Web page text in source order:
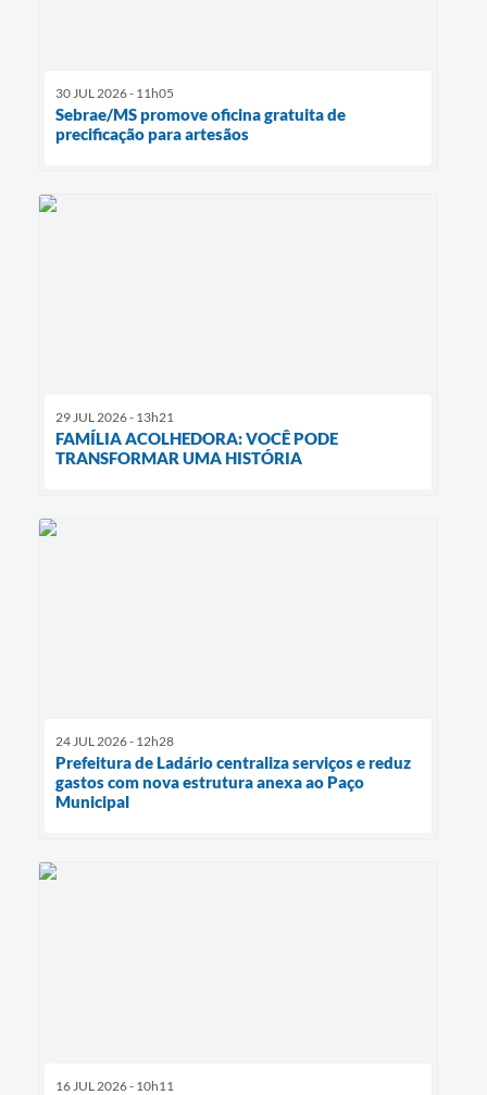
30 JUL 2026 - 11h05
Sebrae/MS promove oficina gratuita de
precificação para artesãos
29 JUL 2026 - 13h21
FAMÍLIA ACOLHEDORA: VOCÊ PODE
TRANSFORMAR UMA HISTÓRIA
24 JUL 2026 - 12h28
Prefeitura de Ladário centraliza serviços e reduz
gastos com nova estrutura anexa ao Paço
Municipal
16 JUL 2026 - 10h11